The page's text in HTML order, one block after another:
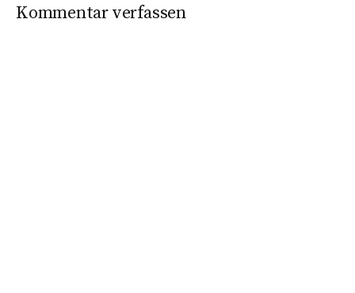
Kommentar verfassen